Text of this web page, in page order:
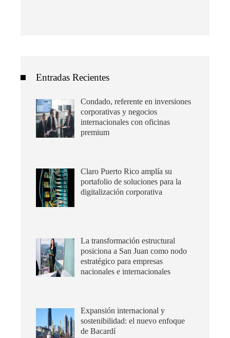
Entradas Recientes
Condado, referente en inversiones
corporativas y negocios
internacionales con oficinas
premium
Claro Puerto Rico amplía su
portafolio de soluciones para la
digitalización corporativa
La transformación estructural
posiciona a San Juan como nodo
estratégico para empresas
nacionales e internacionales
Expansión internacional y
sostenibilidad: el nuevo enfoque
de Bacardí